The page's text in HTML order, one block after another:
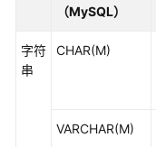
治
（MySQL）
字符
串
CHAR(M)
VARCHAR(M)